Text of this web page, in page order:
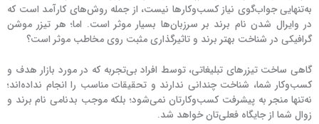
به‌تنهایی جواب‌گوی نیاز کسب‌وکارها نیست، از جمله روش‌های کارآمد است که
در وایرال شدن نام برند بر سرزبان‌ها بسیار موثر است. اما؛ هر تیزر موشن
گرافیکی در شناخت بهتر برند و تاثیرگذاری مثبت روی مخاطب موثر است؟
گاهی ساخت تیزرهای تبلیغاتی، توسط افراد بی‌تجربه که در مورد بازار هدف و
کسب‌و‌کار شما، شناخت چندانی ندارند و تحقیقات مناسب را انجام نداده‌اند؛
نه‌تنها منجر به پیشرفت کسب‌و‌کارتان نمی‌شود؛ بلکه موجب بدنامی نام برند و
زوال شما از جایگاه فعلی‌تان خواهد شد.